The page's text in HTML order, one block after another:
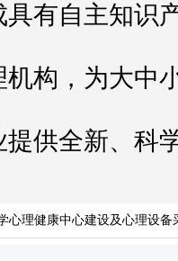
具有自主知识
机构，为大中
提供全新、科
心理健康中心建设及心理设备